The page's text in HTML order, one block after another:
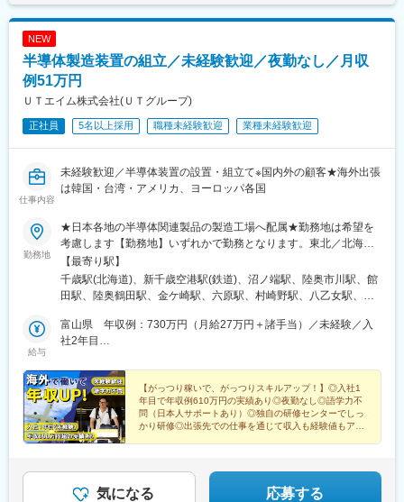
府)、古川橋駅、土居駅(大阪府)、滝井駅、千林駅、森小路駅、関
目駅、野江駅、神崎川駅、三条駅(京都府)、七条駅、東福寺駅、西
屋駅(兵庫県)、垂水駅、舞子駅、朝霧駅、園田駅、塚口駅(阪急
線)、武庫之荘駅、西宮北口駅、夙川駅、芦屋川駅、岡本駅(兵庫
県)、御影駅(兵庫県・阪急線)、六甲駅、王子公園駅、春日野道駅
(阪急線)、神戸三宮駅(阪急・神戸高速)、武庫川駅、甲子園駅、芦
屋駅(阪神線)、住吉駅(兵庫県・阪神線)、八事駅、京阪山科駅、竹
田駅(京都府)、京都河原町駅、烏丸御池駅、出町柳駅、二条駅、西
草津駅(滋賀県)、石山駅、彦根駅、大津京駅、奈良駅、大和西大寺
駅、代々木駅、近鉄名古屋駅、上栄町駅、渡辺橋駅、代官山駅、
前駅、末広町駅(東京都)、神保町駅、宝町駅(東京都)、三越前駅、
新富町駅(東京都)、銀座駅、中野富士見町駅、新大塚駅、稲荷町駅
(東京都)、越中島駅、新豊洲駅、東京国際クルーズターミナル駅、
西日暮里駅(舎人ライナー)、柴崎駅、府中本町駅、新高島駅、伊勢
佐木長者町駅、鹿島田駅、富士見町駅(神奈川県)、名鉄名古屋駅、
母駅、豊川稲荷駅、駅前大通駅、知多半田駅、福井駅、九条駅(京
都府)、五条駅(京都市営)、梅小路京都西駅、墨染駅、洛西口駅、
駅(地下鉄)、野田阪神駅、天王寺駅前駅、ドーム前駅、西三荘駅、
千里中央駅(大阪モノレール)、吹田駅(阪急線)、山陽明石駅、阪神
国道駅、岩屋駅(兵庫県)、三宮駅(神戸新交通)、三田本町駅、あす
なろう四日市駅、玉川駅(大阪府)、ＪＲ野江駅、阿倍野駅(阪堺
線)、南田辺駅、針中野駅、今宮戎駅、新今宮駅前駅、松虫駅、鶴
屋駅、塚西駅、聖天坂駅、宮之阪駅、三条京阪駅、鳥羽街道駅、
東向日駅、ハーバーランド駅、山陽須磨駅、山陽垂水駅、舞子公
駅、多賀大社前駅、水口駅、石山駅、高宮駅(滋賀県)、野洲駅、大
久保駅(京都府)、向日町駅、西京極駅、十条駅(京都市営)、長岡京
駅、千里丘駅、平林駅(大阪府)、桜島駅、本町駅、大阪港駅、池田
駅、笠岡駅、新広駅、矢賀駅、本郷駅(広島県)、八本松駅、西条駅
里木駅、肥後大津駅、一武駅、新玉名駅、川尻駅(熊本県)、上臼杵
駅、杵築駅、大神駅、中判田駅、鶴崎駅、東中津駅、今津駅(大分
門前仲町駅、溜池山王駅、宝町駅(東京都)、大崎広小路駅、大塚駅
前駅、市大医学部駅、京急川崎駅、小牧口駅、能町駅、京阪石山
駅、十条駅(京都府・近鉄線)、摂津市駅、ユニバーサルシティ駅、
阿波座駅、宮原駅、永田町駅、八丁堀駅(東京都)、高輪台駅、巣鴨
新田駅、産業振興センター駅、米島口駅、粟津駅(滋賀県)、上鳥羽
NEW
半導体製造装置の組立／未経験歓迎／夜勤なし／月収
例51万円
ＵＴエイム株式会社(ＵＴグループ)
正社員 5名以上採用 職種未経験歓迎 業種未経験歓迎
仕事内容
未経験歓迎／半導体装置の設置・組立て※国内外の顧客★海外出張
は韓国・台湾・アメリカ、ヨーロッパ各国
勤務地
★日本各地の半導体関連製品の製造工場へ配属★勤務地は希望を
考慮します【勤務地】いずれかで勤務となります。東北／北海
道・青森県・岩手県・宮城県・山形県・福島県関東／栃木県・群
馬県・茨城県・埼玉県・千葉県・東京都・神奈川県甲信越・北陸
／山梨県・新潟県・富山県・石川県東海／岐阜県・静岡県・愛知
岡山県・広島県九州／福岡県・佐賀県・長崎県・熊本県・大分
県・宮崎県・鹿児島県【嬉しいポイント】◎社宅完備、社宅家賃
OK♪◎U・Iターン実績多数。赴任に伴う移動交通費も会社が負
担！（規定あり）※いずれの配属先も、受動喫煙対策あり
【最寄り駅】
千歳駅(北海道)、新千歳空港駅(鉄道)、沼ノ端駅、陸奥市川駅、館
田駅、陸奥鶴田駅、金ケ崎駅、六原駅、村崎野駅、八乙女駅、青
鶴岡駅、乱川駅、米沢駅、堂島駅、南若松駅、新白河駅、瀬上
駅、勝田駅、ひたち野うしく駅、土浦駅、清原地区市民センター
駅、鷲宮駅、明戸駅、上尾駅、新座駅、狭山ケ丘駅、飯能駅、高
坂駅、東我孫子駅、下総橘駅、松尾駅(千葉県)、姉ケ崎駅、久住
駅、動物公園駅、初石駅、辰巳駅、越中島駅、一橋学園駅、国会
議事堂前駅、新富町駅(東京都)、狭間駅、北八王子駅、五反田駅、
天王洲アイル駅、中河原駅、三鷹駅、大塚駅(東京都)、田端駅、立
駅、香川駅、川崎駅、小島新田駅、鈴木町駅、相模原駅、南橋本
駅、竜王駅、富士岡駅、東静岡駅、豊岡駅(静岡県)、天竜川駅、大
給与
富山県 年収例：730万円（月給27万円＋諸手当）／未経験／入
社2年目
社2年目
【がっつり稼いで、がっつりスキルアップ！】◎入社1
年目で年収例610万円の実績あり◎夜勤なし◎語学力不
問（日本人サポートあり）◎独自の研修センターでしっ
かり研修◎出張先での仕事を通じて収入も経験値もアッ
気になる 応募する